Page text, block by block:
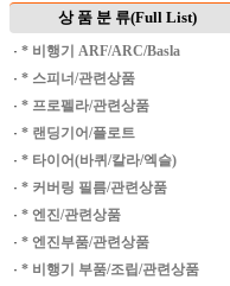
상 품 분 류(Full List)
· * 비행기 ARF/ARC/Basla
· * 스피너/관련상품
· * 프로펠라/관련상품
· * 랜딩기어/플로트
· * 타이어(바퀴/칼라/엑슬)
· * 커버링 필름/관련상품
· * 엔진/관련상품
· * 엔진부품/관련상품
· * 비행기 부품/조립/관련상품